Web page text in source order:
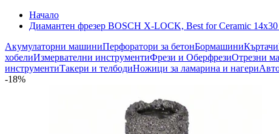
Начало
Диамантен фрезер BOSCH X-LOCK, Best for Ceramic
Акумулаторни машиниПерфоратори за бетонБормашиниКъртачи
хобелиИзмервателни инструментиФрези и ОберфрезиОтрезни
инструментиТакери и телбодиНожици за ламарина и нагери
-18%